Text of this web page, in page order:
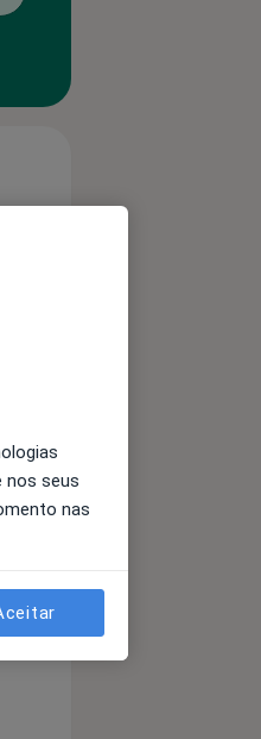
Qua
12 Ago
nos seus
nas